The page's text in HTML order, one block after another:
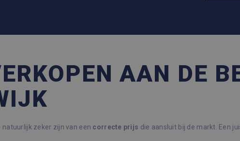
AAN DE
natuurlijk zeker zijn van een correcte prijs die aansluit bij de markt. Een